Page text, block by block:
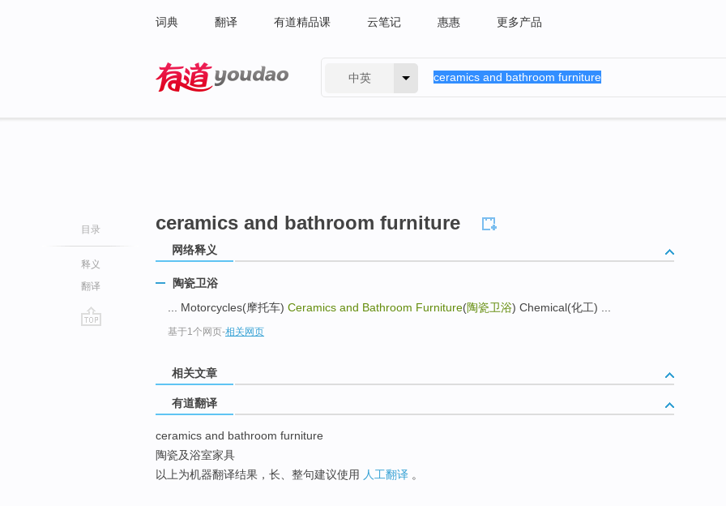
词典 翻译 有道精品课 云笔记 惠惠 更多产品
中英
目录
释义
翻译
ceramics and bathroom furniture
网络释义
陶瓷卫浴
... Motorcycles(摩托车) Ceramics and Bathroom Furniture(陶瓷卫浴) Chemical(化工) ...
基于1个网页-相关网页
相关文章
有道翻译
ceramics and bathroom furniture
陶瓷及浴室家具
以上为机器翻译结果，长、整句建议使用 人工翻译 。